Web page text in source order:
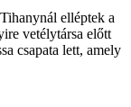
elléptek a
vetélytársa előtt
csapata lett, amely